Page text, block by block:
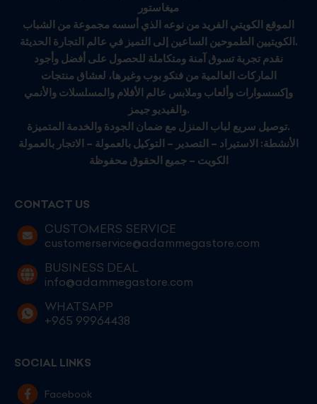
ميغاستور
الموقع الكويتي الفريد من نوعه الذي أسسه مجموعة من الشباب
الكويتيين الطموحين الساعين إلى التميز في عالم التجارة الحديثة.
نقدم تجربة تسوق آمنة ومتكاملة للحصول على أفضل وأجود
الماركات العالمية من فنكو بوب وغيرها، لعشاق منتجات
وإكسسوارات وألعاب وملابس عالم الأفلام والمسلسلات والأنمي
والفيديو جيمز.
توصيل سريع لباب المنزل مع ضمان الجودة والخدمة المتميزة.
الأنشطة: الاستيراد – التصدير – التوكيل بالعمولة – الاتجار بالعمولة
الكويت – جميع الحقوق محفوظة
CONTACT US
CUSTOMERS SERVICE
customerservice@adammegastore.com
BUSINESS DEAL
info@adammegastore.com
WHATSAPP
+965 99964438
SOCIAL LINKS
Facebook